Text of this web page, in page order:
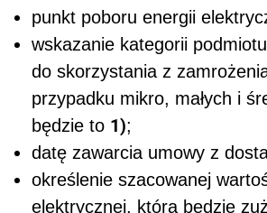
punkt poboru energii
wskazanie kategorii
do skorzystania z
przypadku mikro, małych i
będzie to 1);
datę zawarcia umowy z
określenie szacowanej
elektrycznej, która będzie